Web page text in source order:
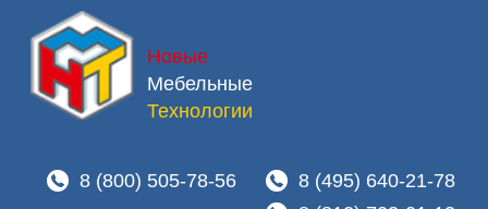
Новые
Мебельные
Технологии
8 (800) 505-78-56
8 (495) 640-21-78